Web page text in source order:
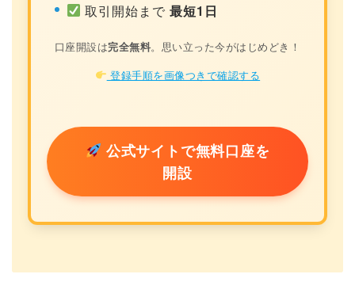
取引開始まで最短1日
口座開設は完全無料。思い立った今がはじめどき！
登録手順を画像つきで確認する
公式サイトで無料口座を
開設